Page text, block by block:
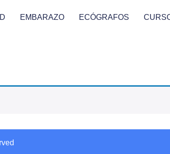
EMBARAZO ECÓGRAFOS